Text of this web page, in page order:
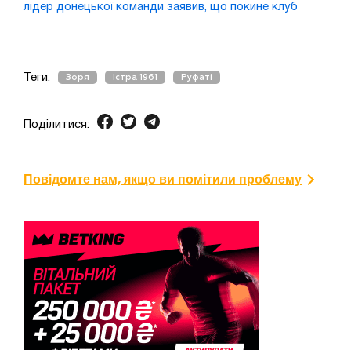
лідер донецької команди заявив, що покине клуб
Теги: Зоря Істра 1961 Руфаті
Поділитися:
Повідомте нам, якщо ви помітили проблему